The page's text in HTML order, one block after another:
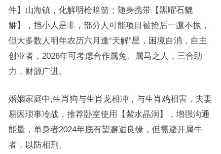
件】山海镇，化解明枪暗箭；随身携带【黑曜石貔
貅】，挡小人是非，部分人可能项目被抢后一蹶不振，
但大多数人明年农历六月逢“天解”星，困境自消，自主
创业者，2026年可考虑合作属兔、属马之人，三合助
力，财源广进。
婚姻家庭中,生肖狗与生肖龙相冲，与生肖鸡相害，夫妻
易因琐事冷战，推荐卧室使用【紫水晶洞】，增强沟通
能量，单身者2024年底有望邂逅良缘，但需避开属牛
者，以防相刑。